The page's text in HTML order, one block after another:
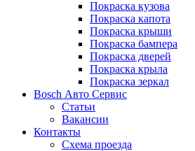
Покраска кузова
Покраска капота
Покраска крыши
Покраска бампера
Покраска дверей
Покраска крыла
Покраска зеркал
Bosch Авто Сервис
Статьи
Вакансии
Контакты
Схема проезда